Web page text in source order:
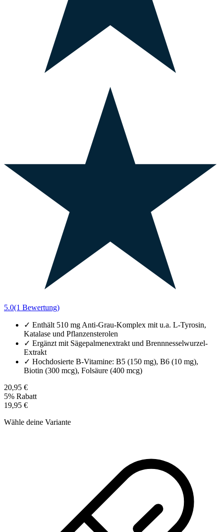
5.0(1 Bewertung)
✓ Enthält 510 mg Anti-Grau-Komplex mit u.a. L-Tyrosin,
Katalase und Pflanzensterolen
✓ Ergänzt mit Sägepalmenextrakt und Brennnesselwurzel-
Extrakt
✓ Hochdosierte B-Vitamine: B5 (150 mg), B6 (10 mg),
Biotin (300 mcg), Folsäure (400 mcg)
20,95 €
5% Rabatt
19,95 €
Wähle deine Variante